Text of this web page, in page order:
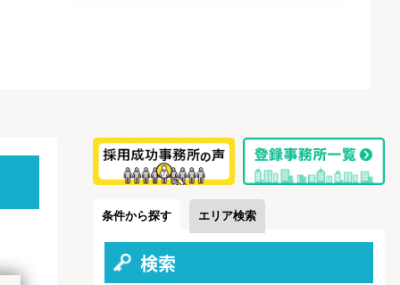
条件から探す エリア検索
検索